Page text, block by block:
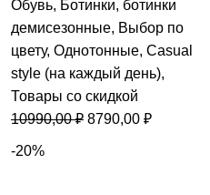
Обувь, Ботинки, ботинки
демисезонные, Выбор по
цвету, Однотонные, Casual
style (на каждый день),
Товары со скидкой
10990,00₽ Первоначальная
8790,00 ₽Текущая
-20%